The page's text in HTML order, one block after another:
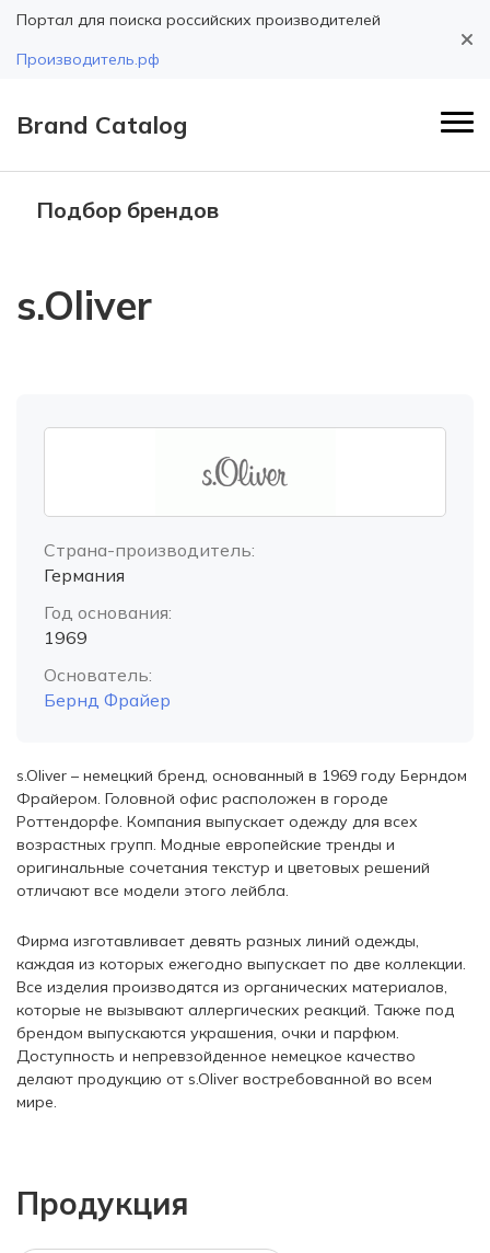
Портал для поиска российских производителей
Производитель.рф
Brand Catalog
Подбор брендов
s.Oliver
s.Oliver – немецкий бренд, основанный в 1969 году Берндом
Фрайером. Головной офис расположен в городе
Роттендорфе. Компания выпускает одежду для всех
возрастных групп. Модные европейские тренды и
оригинальные сочетания текстур и цветовых решений
отличают все модели этого лейбла.
Фирма изготавливает девять разных линий одежды,
каждая из которых ежегодно выпускает по две коллекции.
Все изделия производятся из органических материалов,
которые не вызывают аллергических реакций. Также под
брендом выпускаются украшения, очки и парфюм.
Доступность и непревзойденное немецкое качество
делают продукцию от s.Oliver востребованной во всем
мире.
Продукция
Страна-производитель:
Германия
Год основания:
1969
Основатель:
Бернд Фрайер